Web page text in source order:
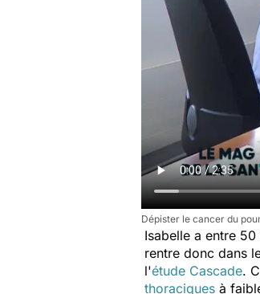
Dépister le cancer du
Isabelle a entre
rentre donc dans
l'étude Cascade.
thoraciques à